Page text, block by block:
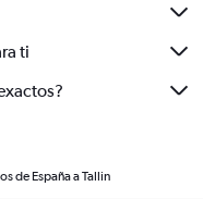
ti
de España a Tallin